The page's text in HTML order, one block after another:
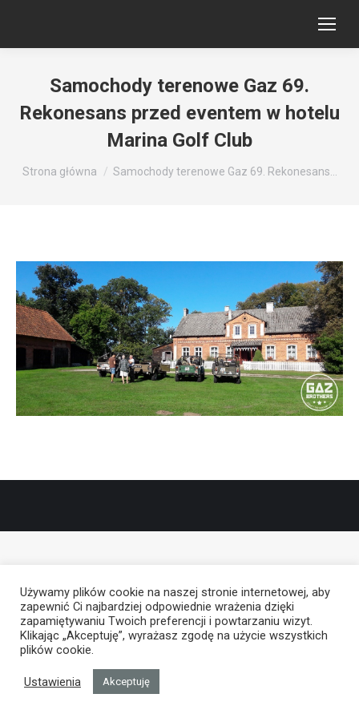
Samochody terenowe Gaz 69.
Rekonesans przed eventem w hotelu
Marina Golf Club
Jesteś tutaj:
Strona główna Samochody terenowe Gaz 69. Rekonesans…
Używamy plików cookie na naszej stronie internetowej, aby
zapewnić Ci najbardziej odpowiednie wrażenia dzięki
zapamiętywaniu Twoich preferencji i powtarzaniu wizyt.
Klikając „Akceptuję”, wyrażasz zgodę na użycie wszystkich
plików cookie.
Ustawienia Akceptuję